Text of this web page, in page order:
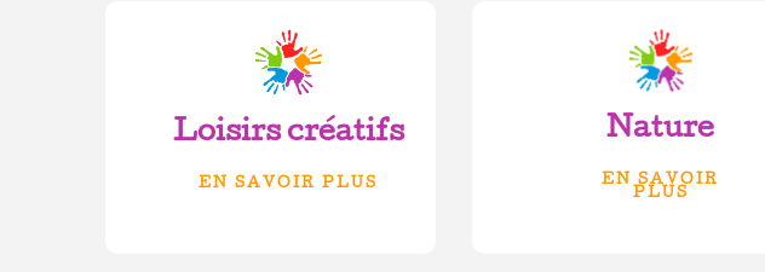
Loisirs créatifs
EN SAVOIR PLUS
Nature
EN SAVOIR
PLUS